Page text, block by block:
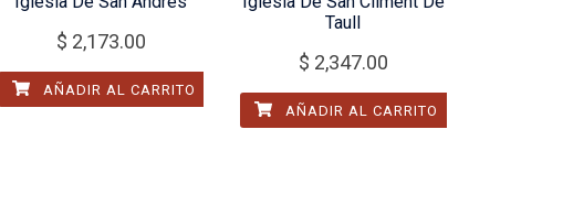
$ 2,173.00
AÑADIR AL CARRITO
Taull
$ 2,347.00
AÑADIR AL CARRITO